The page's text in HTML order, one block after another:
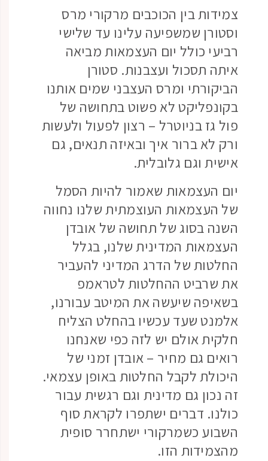
צמידות בין הכוכבים מרקורי מרס
וסטורן שמשפיעה עלינו עד שלישי
רביעי כולל יום העצמאות מביאה
איתה תסכול ועצבנות. סטורן
הביקורתי ומרס העצבני שמים אותנו
בקונפליקט לא פשוט בתחושה של
פול גז בניוטרל – רצון לפעול ולעשות
ורק לא ברור איך ובאיזה תנאים, גם
אישית וגם גלובלית.
יום העצמאות שאמור להיות הסמל
של העצמאות העוצמתית שלנו נחווה
השנה בסוג של תחושה של אובדן
העצמאות המדינית שלנו, בגלל
החלטות של הדרג המדיני להעביר
את שרביט ההחלטות לטראמפ
בשאיפה שיעשה את המיטב עבורנו,
אלמנט שעד עכשיו בהחלט הצליח
חלקית אולם יש לזה כפי שאנחנו
רואים גם מחיר – אובדן זמני של
היכולת לקבל החלטות באופן עצמאי.
זה נכון גם מדינית וגם רגשית עבור
כולנו. דברים ישתפרו לקראת סוף
השבוע כשמרקורי ישתחרר סופית
מהצמידות הזו.